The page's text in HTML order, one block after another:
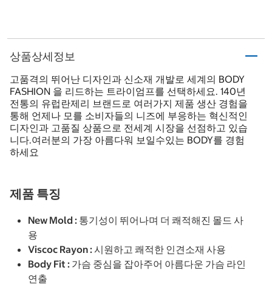
상품상세정보
고품격의 뛰어난 디자인과 신소재 개발로 세계의 BODY
FASHION 을 리드하는 트라이엄프를 선택하세요. 140년
전통의 유럽란제리 브랜드로 여러가지 제품 생산 경험을
통해 언제나 모를 소비자들의 니즈에 부응하는 혁신적인
디자인과 고품질 상품으로 전세계 시장을 선점하고 있습
니다.여러분의 가장 아름다워 보일수있는 BODY를 경험
하세요
제품 특징
New Mold : 통기성이 뛰어나며 더 쾌적해진 몰드 사
용
Viscoc Rayon : 시원하고 쾌적한 인견소재 사용
Body Fit : 가슴 중심을 잡아주어 아름다운 가슴 라인
연출